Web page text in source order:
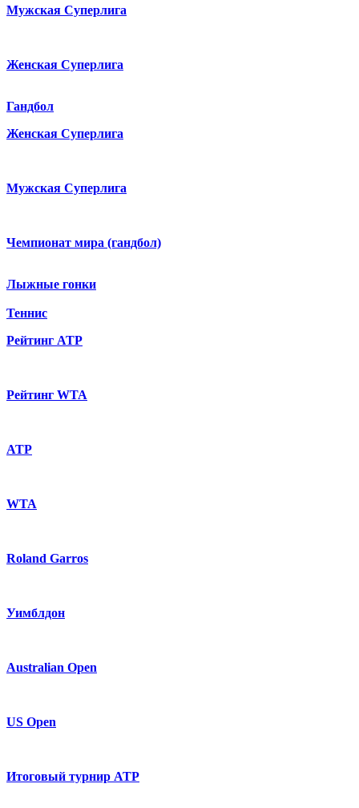
Мужская Суперлига
Женская Суперлига
Гандбол
Женская Суперлига
Мужская Суперлига
Чемпионат мира (гандбол)
Лыжные гонки
Теннис
Рейтинг ATP
Рейтинг WTA
ATP
WTA
Roland Garros
Уимблдон
Australian Open
US Open
Итоговый турнир ATP